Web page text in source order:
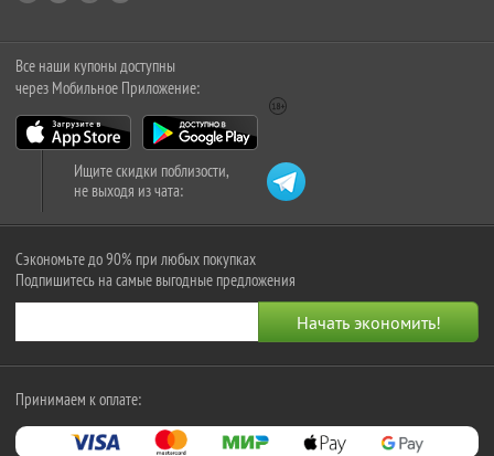
Все наши купоны доступны
через Мобильное Приложение:
Ищите скидки поблизости,
не выходя из чата:
Сэкономьте до 90% при любых покупках
Подпишитесь на самые выгодные предложения
Принимаем к оплате: